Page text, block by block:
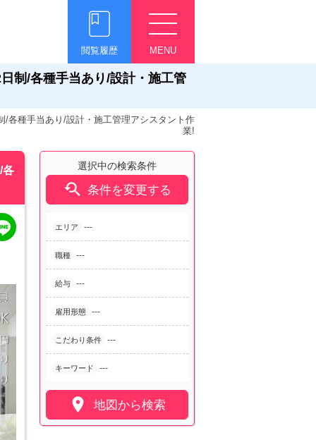
MENU
閲覧履歴
制/各種手当あり/設計・施工管
種手当あり/設計・施工管理アシスタント作
業!
選択中の検索条件
 条件を変更する
エリア ---
職種 ---
給与 ---
雇用形態 ---
こだわり条件 ---
キーワード ---
 地図から検索
各